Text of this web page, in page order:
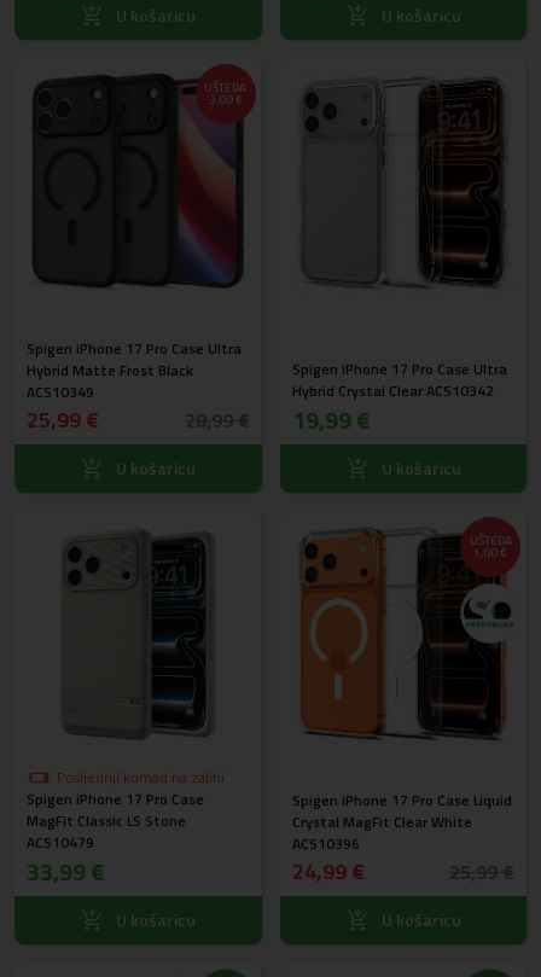
U košaricu U košaricu
UŠTEDA
3,00 €
Spigen iPhone 17 Pro Case Ultra
Hybrid Matte Frost Black
ACS10349
25,99 €
U košaricu
Spigen iPhone 17 Pro Case Ultra
Hybrid Crystal Clear ACS10342
19,99 €
U košaricu
Posljednji komad na zalihi
Spigen iPhone 17 Pro Case
MagFit Classic LS Stone
ACS10479
33,99 €
U košaricu
UŠTEDA
1,00 €
Spigen iPhone 17 Pro Case Liquid
Crystal MagFit Clear White
ACS10396
24,99 €
U košaricu